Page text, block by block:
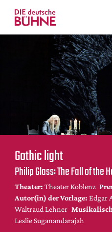
Schauspiel
Musiktheater
Crossover
Bühnenwelt
Festivals &
Menschen & Theater
Themen
Internationales
Nachrufe
Medientipps
DdB-map
Gothic light
Philip Glass: The Fall of the
Theater: Theater Koblenz
Autor(in) der Vorlage: Edgar
Waltraud Lehner
Leslie Suganandarajah